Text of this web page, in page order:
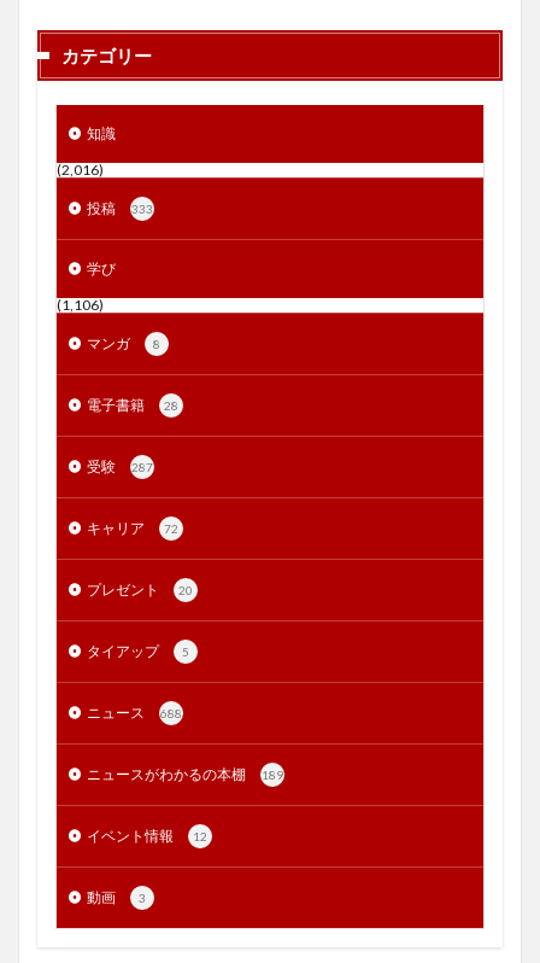
カテゴリー
知識
(2,016)
投稿 333
学び
(1,106)
マンガ 8
電子書籍 28
受験 287
キャリア 72
プレゼント 20
タイアップ 5
ニュース 688
ニュースがわかるの本棚 189
イベント情報 12
動画 3